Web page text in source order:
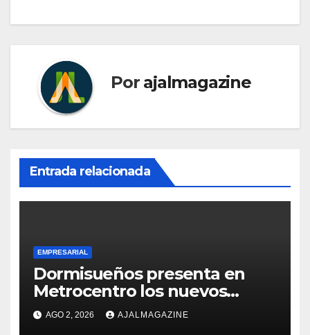
Por ajalmagazine
Entrada relacionada
EMPRESARIAL
Dormisueños presenta en
Metrocentro los nuevos
modelos Muna Care de
Comfort Life: Innovación y
AGO 2, 2026 AJALMAGAZINE